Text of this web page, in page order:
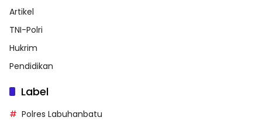
Artikel
TNI-Polri
Hukrim
Pendidikan
Label
Polres Labuhanbatu